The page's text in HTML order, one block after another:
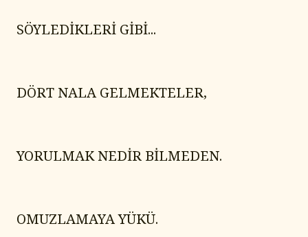
SÖYLEDİKLERİ GİBİ...
DÖRT NALA GELMEKTELER,
YORULMAK NEDİR BİLMEDEN.
OMUZLAMAYA YÜKÜ.